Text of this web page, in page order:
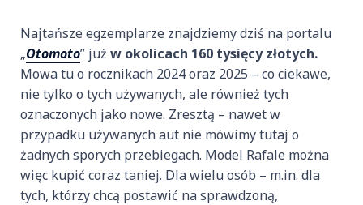
Najtańsze egzemplarze znajdziemy dziś na portalu
„Otomoto” już w okolicach 160 tysięcy złotych.
Mowa tu o rocznikach 2024 oraz 2025 – co ciekawe,
nie tylko o tych używanych, ale również tych
oznaczonych jako nowe. Zresztą – nawet w
przypadku używanych aut nie mówimy tutaj o
żadnych sporych przebiegach. Model Rafale można
więc kupić coraz taniej. Dla wielu osób – m.in. dla
tych, którzy chcą postawić na sprawdzoną,